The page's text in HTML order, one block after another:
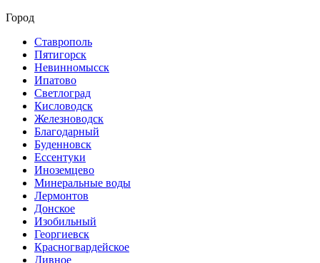
Город
Ставрополь
Пятигорск
Невинномысск
Ипатово
Светлоград
Кисловодск
Железноводск
Благодарный
Буденновск
Ессентуки
Иноземцево
Минеральные воды
Лермонтов
Донское
Изобильный
Георгиевск
Красногвардейское
Дивное